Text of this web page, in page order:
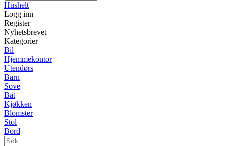
Hushelt
Logg inn
Register
Nyhetsbrevet
Kategorier
Bil
Hjemmekontor
Utendørs
Barn
Sove
Båt
Kjøkken
Blomster
Stol
Bord